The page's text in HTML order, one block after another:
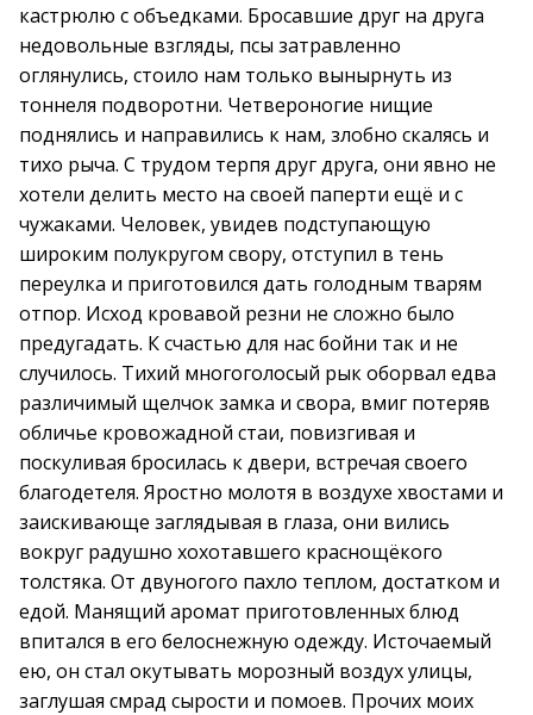
кастрюлю с объедками. Бросавшие друг на друга
недовольные взгляды, псы затравленно
оглянулись, стоило нам только вынырнуть из
тоннеля подворотни. Четвероногие нищие
поднялись и направились к нам, злобно скалясь и
тихо рыча. С трудом терпя друг друга, они явно не
хотели делить место на своей паперти ещё и с
чужаками. Человек, увидев подступающую
широким полукругом свору, отступил в тень
переулка и приготовился дать голодным тварям
отпор. Исход кровавой резни не сложно было
предугадать. К счастью для нас бойни так и не
случилось. Тихий многоголосый рык оборвал едва
различимый щелчок замка и свора, вмиг потеряв
обличье кровожадной стаи, повизгивая и
поскуливая бросилась к двери, встречая своего
благодетеля. Яростно молотя в воздухе хвостами и
заискивающе заглядывая в глаза, они вились
вокруг радушно хохотавшего краснощёкого
толстяка. От двуногого пахло теплом, достатком и
едой. Манящий аромат приготовленных блюд
впитался в его белоснежную одежду. Источаемый
ею, он стал окутывать морозный воздух улицы,
заглушая смрад сырости и помоев. Прочих моих